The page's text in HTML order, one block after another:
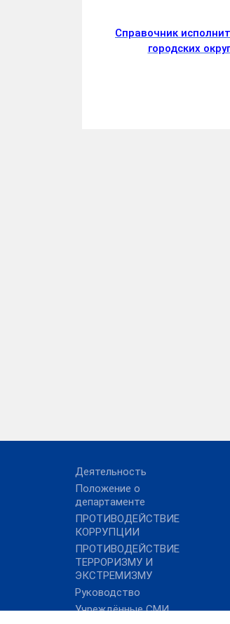
Справочник
городских
Деятельность
Положение о
департаменте
ПРОТИВОДЕЙСТВИЕ
КОРРУПЦИИ
ПРОТИВОДЕЙСТВИЕ
ТЕРРОРИЗМУ И
ЭКСТРЕМИЗМУ
Руководство
Учреждённые СМИ